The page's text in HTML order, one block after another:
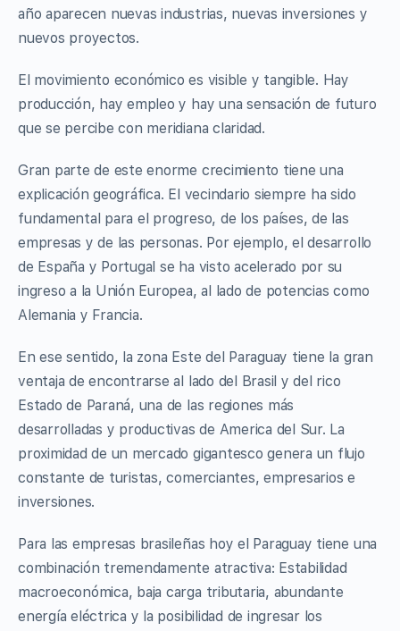
año aparecen nuevas industrias, nuevas inversiones y
nuevos proyectos.
El movimiento económico es visible y tangible. Hay
producción, hay empleo y hay una sensación de futuro
que se percibe con meridiana claridad.
Gran parte de este enorme crecimiento tiene una
explicación geográfica. El vecindario siempre ha sido
fundamental para el progreso, de los países, de las
empresas y de las personas. Por ejemplo, el desarrollo
de España y Portugal se ha visto acelerado por su
ingreso a la Unión Europea, al lado de potencias como
Alemania y Francia.
En ese sentido, la zona Este del Paraguay tiene la gran
ventaja de encontrarse al lado del Brasil y del rico
Estado de Paraná, una de las regiones más
desarrolladas y productivas de America del Sur. La
proximidad de un mercado gigantesco genera un flujo
constante de turistas, comerciantes, empresarios e
inversiones.
Para las empresas brasileñas hoy el Paraguay tiene una
combinación tremendamente atractiva: Estabilidad
macroeconómica, baja carga tributaria, abundante
energía eléctrica y la posibilidad de ingresar los